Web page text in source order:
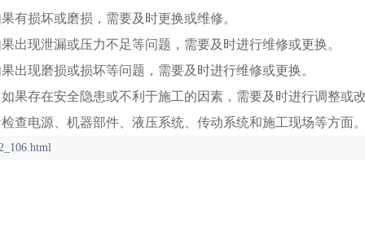
有损坏或磨损，需要及时更换或维修。
出现泄漏或压力不足等问题，需要及时进行维修或更换。
出现磨损或损坏等问题，需要及时进行维修或更换。
果存在安全隐患或不利于施工的因素，需要及时进行调整或改
查电源、机器部件、液压系统、传动系统和施工现场等方面。